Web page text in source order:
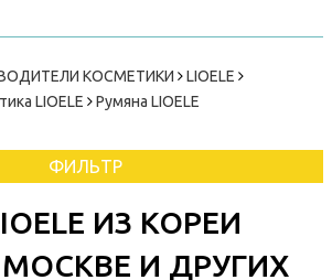
КОСМЕТИКИ
LIOELE
LIOELE
Румяна LIOELE
ФИЛЬТР
ИЗ КОРЕИ
И ДРУГИХ